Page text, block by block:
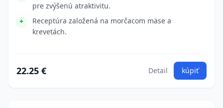
pre zvýšenú atraktivitu.
Receptúra založená na morčacom mäse a
krevetách.
22.25 € Detail kúpiť